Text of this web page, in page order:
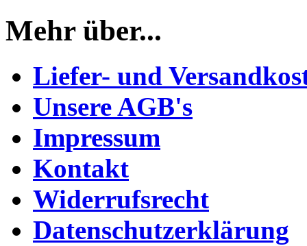
Mehr über...
Liefer- und
Unsere AGB's
Impressum
Kontakt
Widerrufsrecht
Datenschutzerklärung